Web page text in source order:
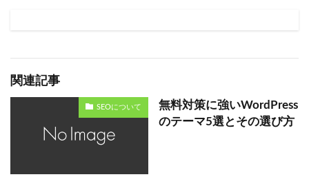
関連記事
SEOについて
無料対策に強いWordPress
のテーマ5選とその選び方